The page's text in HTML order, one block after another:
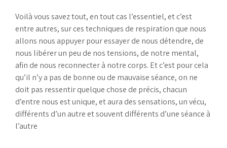
Voilà vous savez tout, en tout cas l’essentiel, et c’est
entre autres, sur ces techniques de respiration que nous
allons nous appuyer pour essayer de nous détendre, de
nous libérer un peu de nos tensions, de notre mental,
afin de nous reconnecter à notre corps. Et c’est pour cela
qu’il n’y a pas de bonne ou de mauvaise séance, on ne
doit pas ressentir quelque chose de précis, chacun
d’entre nous est unique, et aura des sensations, un vécu,
différents d’un autre et souvent différents d’une séance à
l’autre